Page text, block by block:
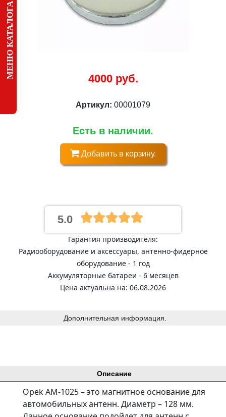
МЕНЮ КАТАЛОГА
Описание
Opek AM-1025 – это магнитное основание для
автомобильных антенн. Диаметр – 128 мм.
4000 руб.
Артикул: 00001079
Есть в наличии.
Добавить в корзину.
5.0
Гарантия производителя:
Радиооборудование и аксессуары, антенно-фидерное
оборудование - 1 год
Аккумуляторные батареи - 6 месяцев
Цена актуальна на: 06.08.2026
Дополнительная информация.